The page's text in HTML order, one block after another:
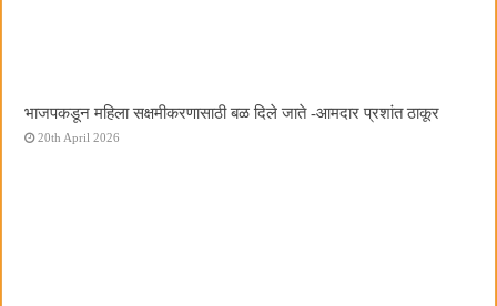
भाजपकडून महिला सक्षमीकरणासाठी बळ दिले जाते -आमदार प्रशांत ठाकूर
20th April 2026